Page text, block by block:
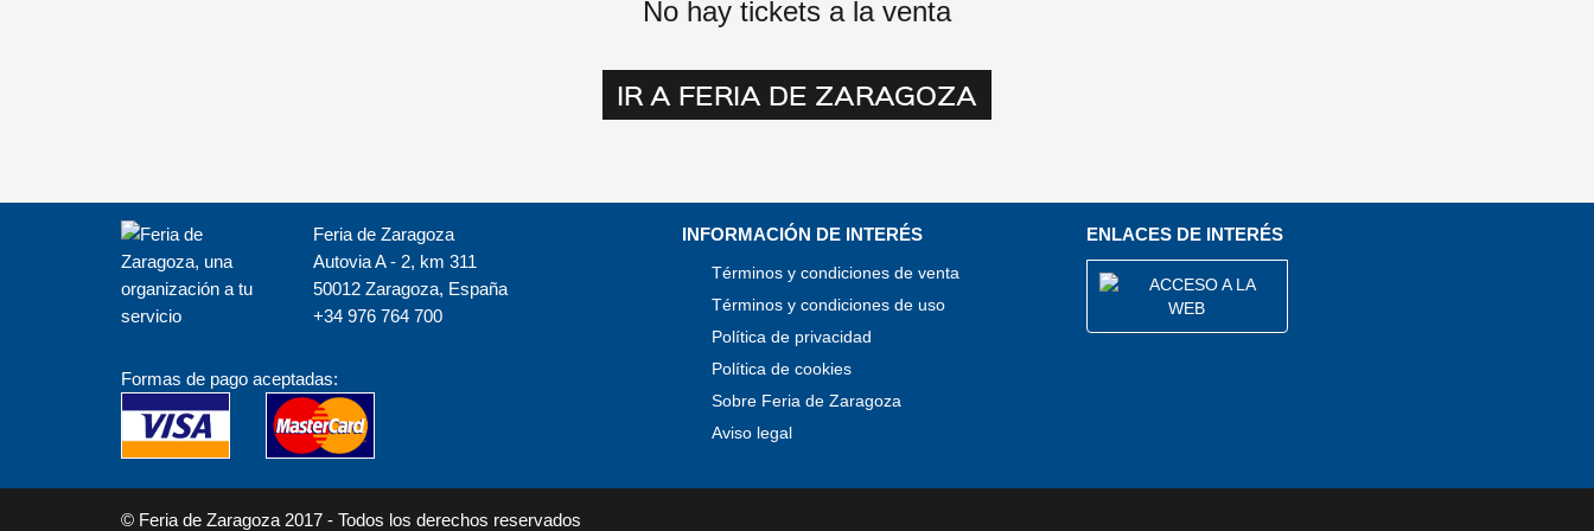
No hay tickets a la venta
IR A FERIA DE ZARAGOZA
Feria de Zaragoza
Autovia A - 2, km 311
50012 Zaragoza, España
+34 976 764 700
Formas de pago aceptadas:
INFORMACIÓN DE INTERÉS
Términos y condiciones de venta
Términos y condiciones de uso
Política de privacidad
Política de cookies
Sobre Feria de Zaragoza
Aviso legal
ENLACES DE INTERÉS
ACCESO A LA
WEB
© Feria de Zaragoza 2017 - Todos los derechos reservados